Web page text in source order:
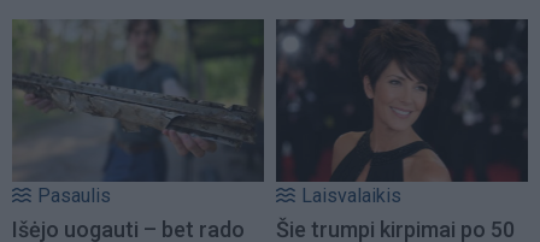
Pasaulis
Išėjo uogauti – bet rado
Laisvalaikis
Šie trumpi kirpimai po 50